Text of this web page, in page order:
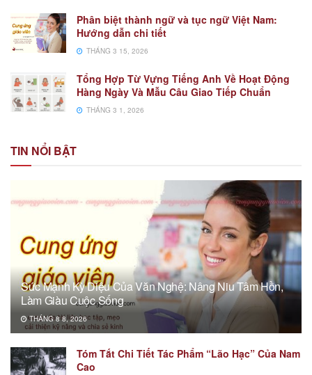
Phân biệt thành ngữ và tục ngữ Việt Nam:
Hướng dẫn chi tiết
THÁNG 3 15, 2026
Tổng Hợp Từ Vựng Tiếng Anh Về Hoạt Động
Hàng Ngày Và Mẫu Câu Giao Tiếp Chuẩn
THÁNG 3 1, 2026
TIN NỔI BẬT
Sức Mạnh Kỳ Diệu Của Văn Nghệ: Nâng Niu Tâm Hồn,
Làm Giàu Cuộc Sống
THÁNG 8 8, 2026
Tóm Tắt Chi Tiết Tác Phẩm “Lão Hạc” Của Nam
Cao